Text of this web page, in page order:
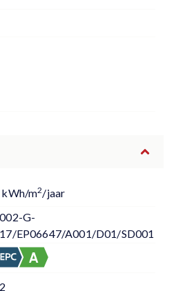
kWh/m2/jaar
G-
EP06647/A001/D01/SD001